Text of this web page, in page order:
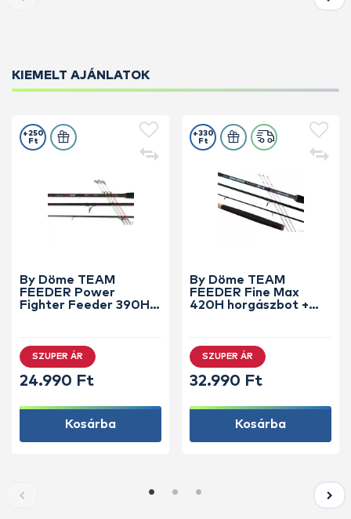
KIEMELT AJÁNLATOK
By Döme TEAM
FEEDER Power
Fighter Feeder 390H
+250
Ft
SZUPER ÁR
24.990 Ft
Kosárba
By Döme TEAM
FEEDER Fine Max
420H horgászbot +
+330
Ft
SZUPER ÁR
32.990 Ft
Kosárba